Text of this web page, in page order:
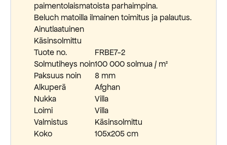
paimentolaismatoista parhaimpina.
Beluch matoilla ilmainen toimitus ja palautus.
Ainutlaatuinen
Käsinsolmittu
Tuote no.
FRBE7-2
Solmutiheys noin100 000 solmua / m²
Paksuus noin
8 mm
Alkuperä
Afghan
Nukka
Villa
Loimi
Villa
Valmistus
Käsinsolmittu
Koko
105x205 cm